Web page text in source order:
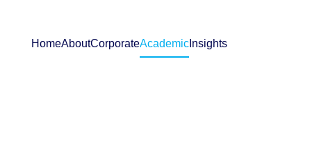
HomeAboutCorporateAcademic Insights